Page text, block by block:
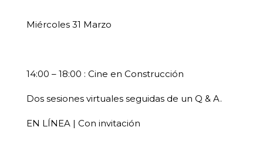
Miércoles 31 Marzo
14:00 – 18:00 : Cine en Construcción
Dos sesiones virtuales seguidas de un Q & A.
EN LÍNEA | Con invitación